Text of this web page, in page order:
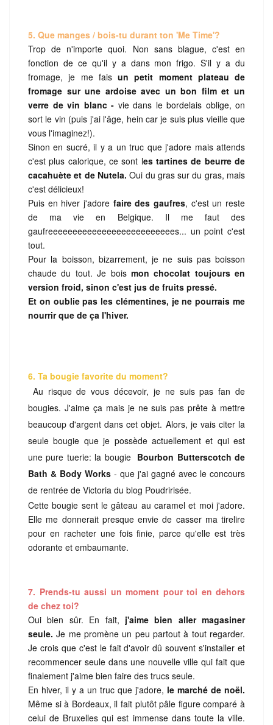
5. Que manges / bois-tu durant ton 'Me Time'?
Trop de n'importe quoi. Non sans blague, c'est en
fonction de ce qu'il y a dans mon frigo. S'il y a du
fromage, je me fais un petit moment plateau de
fromage sur une ardoise avec un bon film et un
verre de vin blanc - vie dans le bordelais oblige, on
sort le vin (puis j'ai l'âge, hein car je suis plus vieille que
vous l'imaginez!).
Sinon en sucré, il y a un truc que j'adore mais attends
c'est plus calorique, ce sont les tartines de beurre de
cacahuète et de Nutela.Oui du gras sur du gras, mais
c'est délicieux!
Puis en hiver j'adore faire des gaufres, c'est un reste
de ma vie en Belgique. Il me faut des
gaufreeeeeeeeeeeeeeeeeeeeeeeeees... un point c'est
tout.
Pour la boisson, bizarrement, je ne suis pas boisson
chaude du tout. Je bois mon chocolat toujours en
version froid, sinon c'est jus de fruits pressé.
Et on oublie pas les clémentines, je ne pourrais me
nourrir que de ça l'hiver.
6. Ta bougie favorite du moment?
Au risque de vous décevoir, je ne suis pas fan de
bougies. J'aime ça mais je ne suis pas prête à mettre
beaucoup d'argent dans cet objet. Alors, je vais citer la
seule bougie que je possède actuellement et qui est
une pure tuerie: la bougie Bourbon Butterscotch de
Bath & Body Works - que j'ai gagné avec le concours
de rentrée de Victoria du blog Poudririsée.
Cette bougie sent le gâteau au caramel et moi j'adore.
Elle me donnerait presque envie de casser ma tirelire
pour en racheter une fois finie, parce qu'elle est très
odorante et embaumante.
7. Prends-tu aussi un moment pour toi en dehors
de chez toi?
Oui bien sûr. En fait, j'aime bien aller magasiner
seule.Je me promène un peu partout à tout regarder.
Je crois que c'est le fait d'avoir dû souvent s'installer et
recommencer seule dans une nouvelle ville qui fait que
finalement j'aime bien faire des trucs seule.
En hiver, il y a un truc que j'adore, le marché de noël.
Même si à Bordeaux, il fait plutôt pâle figure comparé à
celui de Bruxelles qui est immense dans toute la ville.